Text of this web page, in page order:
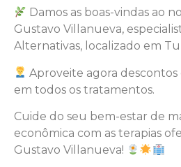
Damos as boas-vindas ao
Gustavo Villanueva,
Alternativas, localizado em
Aproveite agora descontos
em todos os tratamentos.
Cuide do seu bem-estar de
econômica com as terapias
Gustavo Villanueva!